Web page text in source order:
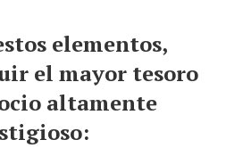
elementos,
el mayor tesoro
altamente